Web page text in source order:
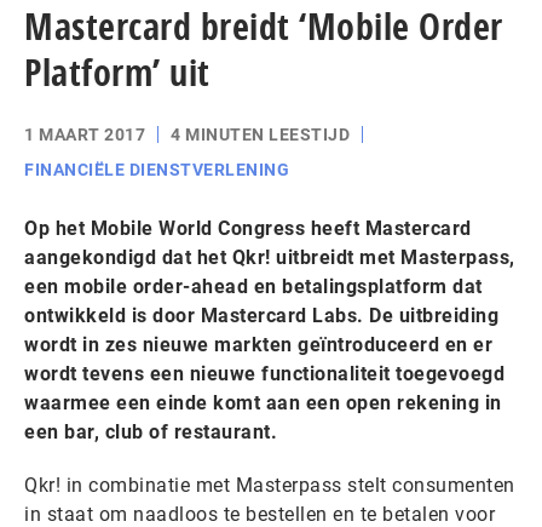
Mastercard breidt ‘Mobile Order
Platform’ uit
1 MAART 2017
4 MINUTEN LEESTIJD
FINANCIËLE DIENSTVERLENING
Op het Mobile World Congress heeft Mastercard
aangekondigd dat het Qkr! uitbreidt met Masterpass,
een mobile order-ahead en betalingsplatform dat
ontwikkeld is door Mastercard Labs. De uitbreiding
wordt in zes nieuwe markten geïntroduceerd en er
wordt tevens een nieuwe functionaliteit toegevoegd
waarmee een einde komt aan een open rekening in
een bar, club of restaurant.
Qkr! in combinatie met Masterpass stelt consumenten
in staat om naadloos te bestellen en te betalen voor